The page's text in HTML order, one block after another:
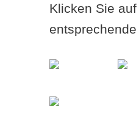
Klicken Sie